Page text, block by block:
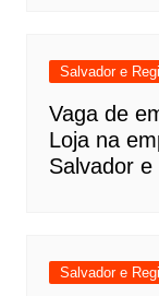
Salvador e
Vaga de
Loja na
Salvador
Salvador e